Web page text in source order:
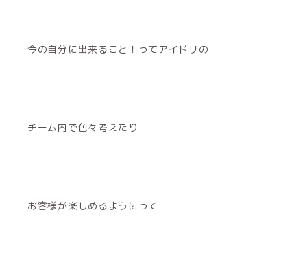
今の自分に出来ること！ってアイドリの
チーム内で色々考えたり
お客様が楽しめるようにって